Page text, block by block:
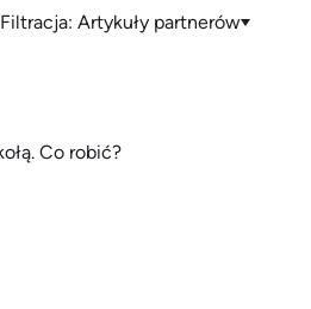
Filtracja: Artykuły partnerów